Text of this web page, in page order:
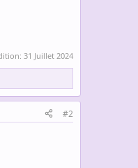
31 Juillet 2024
#2